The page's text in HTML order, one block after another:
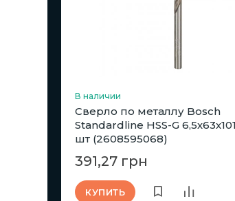
В наличии
Сверло по металлу Bosch
Standardline HSS-G
шт (2608595068)
391,27 грн
КУПИТЬ